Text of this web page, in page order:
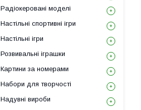
Радіокеровані моделі
Настільні спортивні ігри
Настільні ігри
Розвивальні іграшки
Картини за номерами
Набори для творчості
Надувні вироби